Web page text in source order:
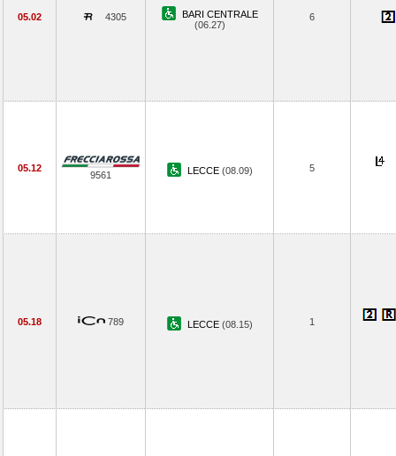
05.02 4305
BARI CENTRALE
(06.27)
6
05.12
9561 LECCE (08.09) 5
05.18 789 LECCE (08.15) 1